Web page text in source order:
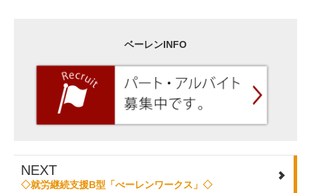
ベーレンINFO
NEXT
◇就労継続支援B型「べーレンワークス」◇